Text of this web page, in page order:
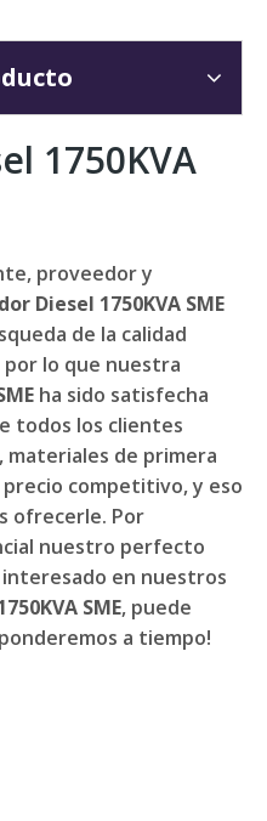
1750KVA
proveedor y
Diesel 1750KVA SME
de la calidad
lo que nuestra
ha sido satisfecha
todos los clientes
materiales de primera
competitivo, y eso
ofrecerle. Por
nuestro perfecto
en nuestros
SME, puede
a tiempo!